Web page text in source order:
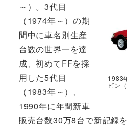
1983
ビン
～）。3代目
（1974年～）の期
間中に車名別生産
台数の世界一を達
成、初めてFFを採
用した5代目
（1983年～）、
1990年に年間新車
販売台数30万8台で新記録